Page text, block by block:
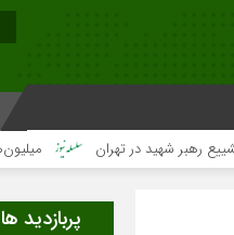
میلیون‌ها قلب یک‌صدا برای
پربازدید ها